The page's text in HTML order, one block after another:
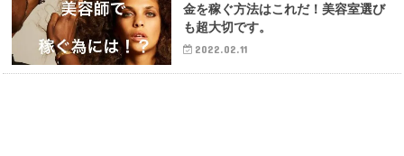
金を稼ぐ方法はこれだ！美容室選び
も超大切です。
2022.02.11